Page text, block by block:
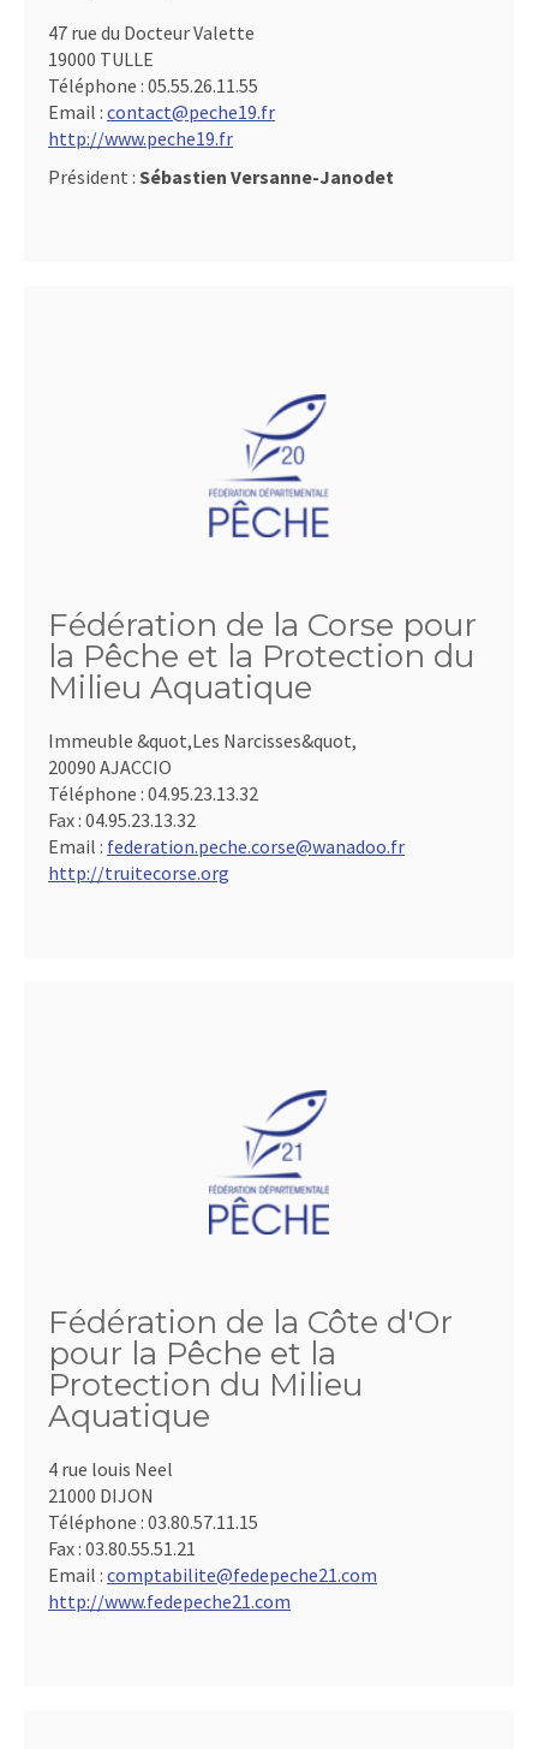
47 rue du Docteur Valette
19000 TULLE
Téléphone : 05.55.26.11.55
Email : contact@peche19.fr
http://www.peche19.fr
Président : Sébastien Versanne-Janodet
Fédération de la Corse pour
la Pêche et la Protection du
Milieu Aquatique
Immeuble &quot,Les Narcisses&quot,
20090 AJACCIO
Téléphone : 04.95.23.13.32
Fax : 04.95.23.13.32
Email : federation.peche.corse@wanadoo.fr
http://truitecorse.org
Fédération de la Côte d'Or
pour la Pêche et la
Protection du Milieu
Aquatique
4 rue louis Neel
21000 DIJON
Téléphone : 03.80.57.11.15
Fax : 03.80.55.51.21
Email : comptabilite@fedepeche21.com
http://www.fedepeche21.com